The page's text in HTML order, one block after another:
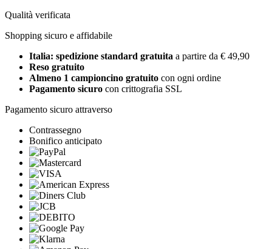
Qualità verificata
Shopping sicuro e affidabile
Italia: spedizione standard gratuita a partire da € 49,90
Reso gratuito
Almeno 1 campioncino gratuito con ogni ordine
Pagamento sicuro con crittografia SSL
Pagamento sicuro attraverso
Contrassegno
Bonifico anticipato